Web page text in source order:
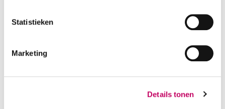
Statistieken
Marketing
Details tonen
Soort therapie